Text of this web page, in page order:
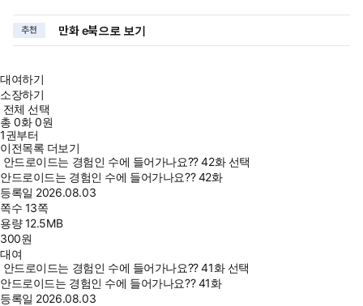
추천 만화 e북으로 보기
대여하기
소장하기
전체 선택
총0화0원
1권부터
이전목록 더보기
안드로이드는 경험인 수에 들어가나요?? 42화 선택
안드로이드는 경험인 수에 들어가나요?? 42화
등록일 2026.08.03
쪽수 13쪽
용량12.5MB
300원
대여
안드로이드는 경험인 수에 들어가나요?? 41화 선택
안드로이드는 경험인 수에 들어가나요?? 41화
등록일 2026.08.03